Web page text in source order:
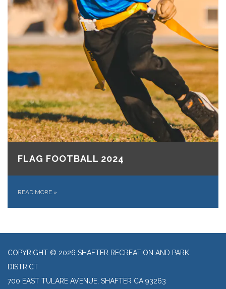
FLAG FOOTBALL 2024
READ MORE »
COPYRIGHT © 2026 SHAFTER RECREATION AND PARK
DISTRICT
700 EAST TULARE AVENUE, SHAFTER CA 93263